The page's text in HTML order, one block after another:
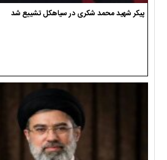
پیکر شهید محمد شکری در سیاهکل تشییع شد